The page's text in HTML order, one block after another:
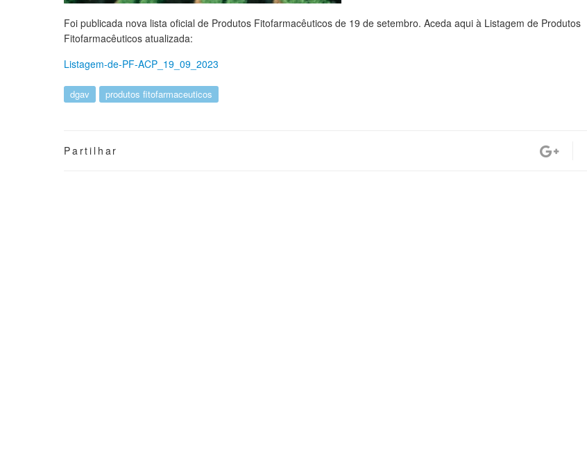
Foi publicada nova lista oficial de Produtos Fitofarmacêuticos de 19 de setembro. Aceda aqui à Listagem de Produtos
Fitofarmacêuticos atualizada:
Listagem-de-PF-ACP_19_09_2023
dgav produtos fitofarmaceuticos
Partilhar